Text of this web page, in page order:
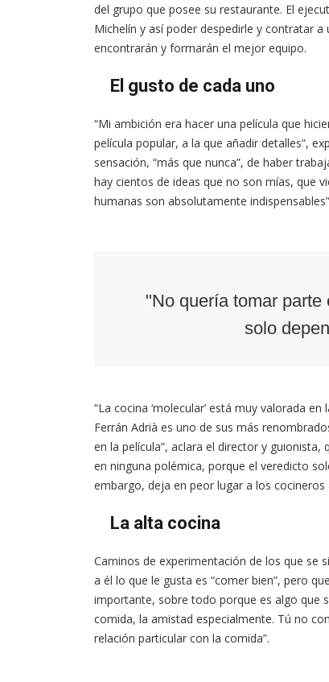
del grupo que posee su restaurante. El
Michelín y así poder despedirle y contratar
encontrarán y formarán el mejor equipo.
El gusto de cada uno
“Mi ambición era hacer una película que
película popular, a la que añadir detalles”,
sensación, “más que nunca”, de haber
hay cientos de ideas que no son mías, que
humanas son absolutamente
"No quería tomar
solo
“La cocina ‘molecular’ está muy valorada
Ferrán Adrià es uno de sus más
en la película”, aclara el director y
en ninguna polémica, porque el veredicto
embargo, deja en peor lugar a los
La alta cocina
Caminos de experimentación de los que se
a él lo que le gusta es “comer bien”, pero
importante, sobre todo porque es algo que
comida, la amistad especialmente. Tú no
relación particular con la comida”.